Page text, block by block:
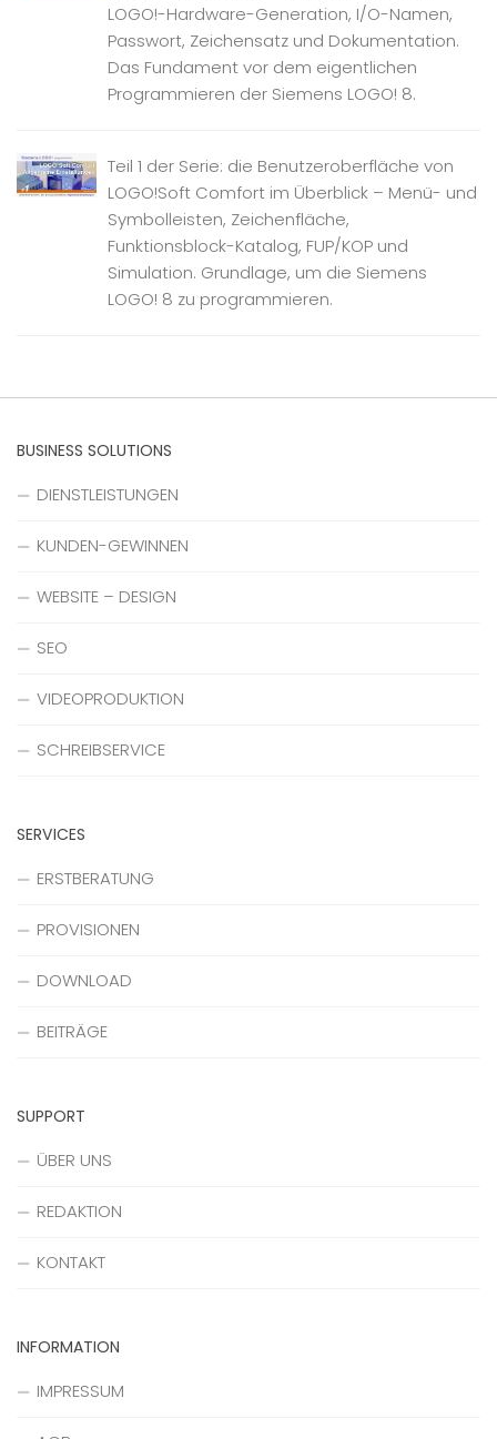
LOGO!-Hardware-Generation, I/O-Namen,
Passwort, Zeichensatz und Dokumentation.
Das Fundament vor dem eigentlichen
Programmieren der Siemens LOGO! 8.
Teil 1 der Serie: die Benutzeroberfläche von
LOGO!Soft Comfort im Überblick – Menü- und
Symbolleisten, Zeichenfläche,
Funktionsblock-Katalog, FUP/KOP und
Simulation. Grundlage, um die Siemens
LOGO! 8 zu programmieren.
BUSINESS SOLUTIONS
DIENSTLEISTUNGEN
KUNDEN-GEWINNEN
WEBSITE – DESIGN
SEO
VIDEOPRODUKTION
SCHREIBSERVICE
SERVICES
ERSTBERATUNG
PROVISIONEN
DOWNLOAD
BEITRÄGE
SUPPORT
ÜBER UNS
REDAKTION
KONTAKT
INFORMATION
IMPRESSUM